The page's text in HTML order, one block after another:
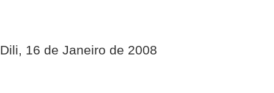
Dili, 16 de Janeiro de 2008